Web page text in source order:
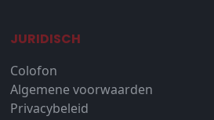
JURIDISCH
Colofon
Algemene voorwaarden
Privacybeleid